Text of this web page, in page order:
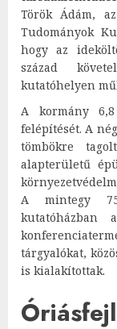
Török Ádám,
Tudományok
hogy az
század
kutatóhelyen
A kormány
felépítését. A
tömbökre
alapterületű
A mintegy
kutatóházban
tárgyalókat,
is kialakítottak.